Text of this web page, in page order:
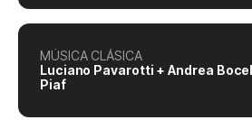
MÚSICA CLÁSICA
Luciano Pavarotti + Andrea
Piaf